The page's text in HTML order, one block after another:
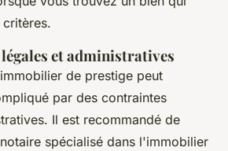
et administratives
de prestige peut
par des contraintes
Il est recommandé de
spécialisé dans l'immobilier